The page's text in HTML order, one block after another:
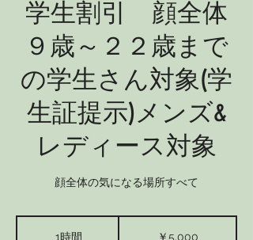
学生割引 顔全体
９歳～２２歳まで
の学生さん対象(学
生証提示)メンズ&
レディース対象
顔全体の気になる場所すべて
1時間 ￥5,000